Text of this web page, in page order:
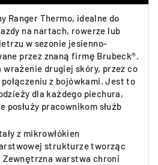
Ranger Thermo, idealne do
na nartach, rowerze lub
w sezonie jesienno-
przez znaną firmę Brubeck®.
wrażenie drugiej skóry, przez co
z bojówkami. Jest to
dla każdego piechura,
posłuży pracownikom służb
z mikrowłókien
strukturze tworząc
warstwa chroni